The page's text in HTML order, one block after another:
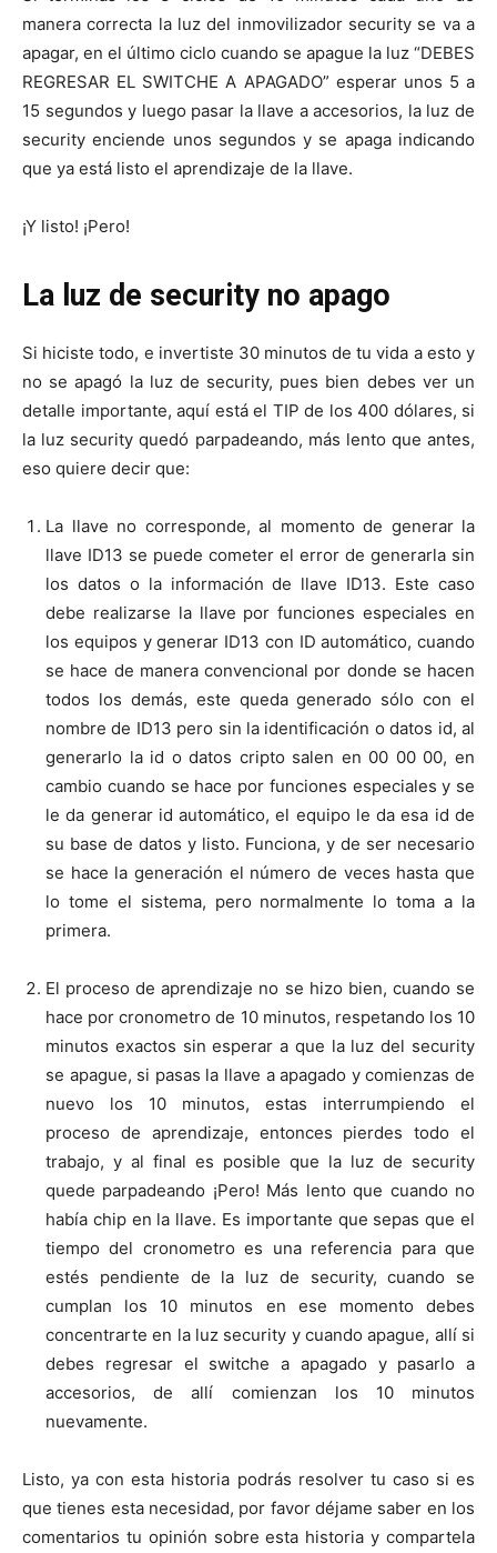
manera correcta la luz del inmovilizador security se va a
apagar, en el último ciclo cuando se apague la luz “DEBES
REGRESAR EL SWITCHE A APAGADO” esperar unos 5 a
15 segundos y luego pasar la llave a accesorios, la luz de
security enciende unos segundos y se apaga indicando
que ya está listo el aprendizaje de la llave.
¡Y listo! ¡Pero!
La luz de security no apago
Si hiciste todo, e invertiste 30 minutos de tu vida a esto y
no se apagó la luz de security, pues bien debes ver un
detalle importante, aquí está el TIP de los 400 dólares, si
la luz security quedó parpadeando, más lento que antes,
eso quiere decir que:
La llave no corresponde, al momento de generar la
llave ID13 se puede cometer el error de generarla sin
los datos o la información de llave ID13. Este caso
debe realizarse la llave por funciones especiales en
los equipos y generar ID13 con ID automático, cuando
se hace de manera convencional por donde se hacen
todos los demás, este queda generado sólo con el
nombre de ID13 pero sin la identificación o datos id, al
generarlo la id o datos cripto salen en 00 00 00, en
cambio cuando se hace por funciones especiales y se
le da generar id automático, el equipo le da esa id de
su base de datos y listo. Funciona, y de ser necesario
se hace la generación el número de veces hasta que
lo tome el sistema, pero normalmente lo toma a la
primera.
El proceso de aprendizaje no se hizo bien, cuando se
hace por cronometro de 10 minutos, respetando los 10
minutos exactos sin esperar a que la luz del security
se apague, si pasas la llave a apagado y comienzas de
nuevo los 10 minutos, estas interrumpiendo el
proceso de aprendizaje, entonces pierdes todo el
trabajo, y al final es posible que la luz de security
quede parpadeando ¡Pero! Más lento que cuando no
había chip en la llave. Es importante que sepas que el
tiempo del cronometro es una referencia para que
estés pendiente de la luz de security, cuando se
cumplan los 10 minutos en ese momento debes
concentrarte en la luz security y cuando apague, allí si
debes regresar el switche a apagado y pasarlo a
accesorios, de allí comienzan los 10 minutos
nuevamente.
Listo, ya con esta historia podrás resolver tu caso si es
que tienes esta necesidad, por favor déjame saber en los
comentarios tu opinión sobre esta historia y compartela